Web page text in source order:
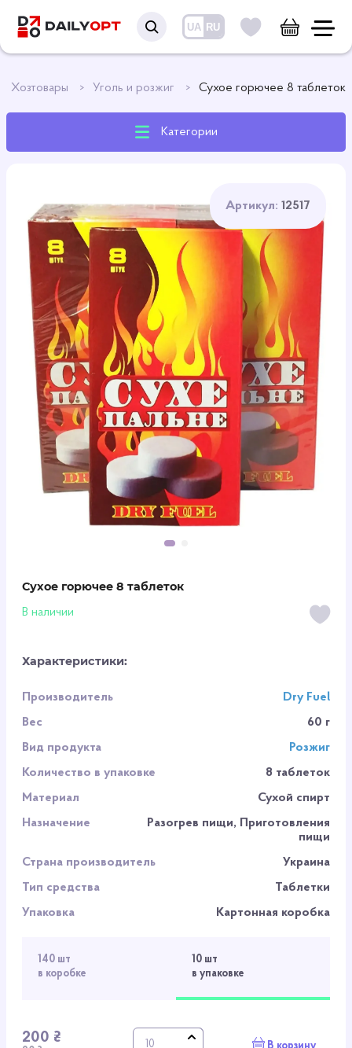
UA RU
Хозтовары Уголь и розжиг Сухое горючее 8 таблеток
Категории
Артикул: 12517
Сухое горючее 8 таблеток
В наличии
Характеристики:
Производитель
Dry Fuel
Вес
60 г
Вид продукта
Розжиг
Количество в упаковке
8 таблеток
Материал
Сухой спирт
Назначение
Разогрев пищи, Приготовления
пищи
Страна производитель
Украина
Тип средства
Таблетки
Упаковка
Картонная коробка
140 шт
в коробке
10 шт
в упаковке
200 ₴